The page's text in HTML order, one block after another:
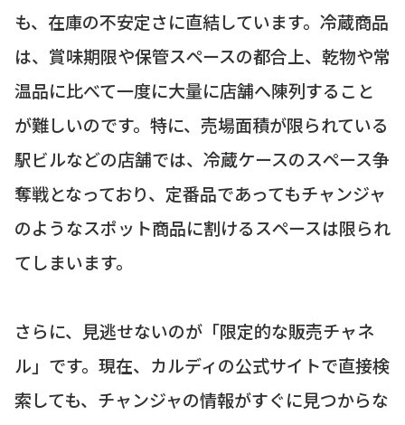
も、在庫の不安定さに直結しています。冷蔵商品
は、賞味期限や保管スペースの都合上、乾物や常
温品に比べて一度に大量に店舗へ陳列すること
が難しいのです。特に、売場面積が限られている
駅ビルなどの店舗では、冷蔵ケースのスペース争
奪戦となっており、定番品であってもチャンジャ
のようなスポット商品に割けるスペースは限られ
てしまいます。
さらに、見逃せないのが「限定的な販売チャネ
ル」です。現在、カルディの公式サイトで直接検
索しても、チャンジャの情報がすぐに見つからな